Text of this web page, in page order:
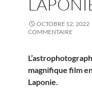
OCTOBRE 12, 2022
COMMENTAIRE
magnifique film
Laponie.